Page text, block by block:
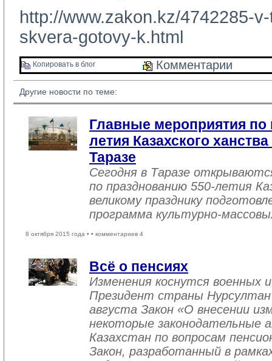
http://www.zakon.kz/4742285-
skvera-gotovy-k.html
Копировать в блог Комментарии
Другие новости по теме:
Главные мероприятия
летия Казахского
Таразе
Сегодня в Таразе
по празднованию 550-летия
великому празднику
программа культурно-
8 октября 2015 года • • комментариев 4
Всё о пенсиях
Изменения коснутся военных
Президент страны Нурсултан
августа Закон «О внесении
некоторые законодательные
Казахстан по вопросам
Закон, разработанный в